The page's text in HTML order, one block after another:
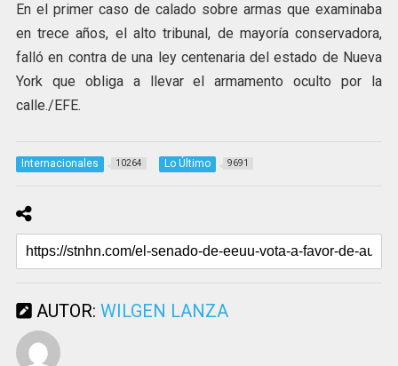
En el primer caso de calado sobre armas que examinaba
en trece años, el alto tribunal, de mayoría conservadora,
falló en contra de una ley centenaria del estado de Nueva
York que obliga a llevar el armamento oculto por la
calle./EFE.
Internacionales 10264 Lo Último 9691
AUTOR: WILGEN LANZA